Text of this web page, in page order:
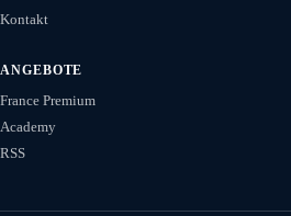
Kontakt
ANGEBOTE
France Premium
Academy
RSS